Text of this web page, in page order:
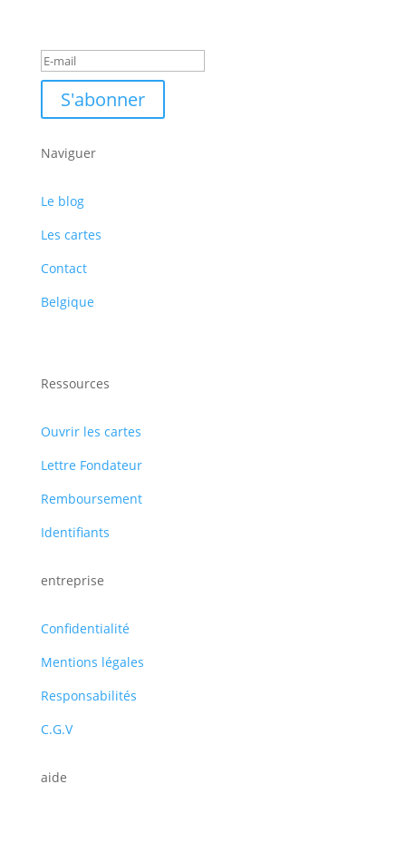
S'abonner
Naviguer
Le blog
Les cartes
Contact
Belgique
Ressources
Ouvrir les cartes
Lettre Fondateur
Remboursement
Identifiants
entreprise
Confidentialité
Mentions légales
Responsabilités
C.G.V
aide